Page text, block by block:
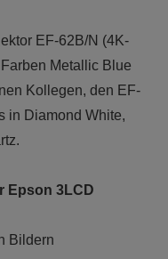
EF-62B/N (4K-
Metallic Blue
Kollegen, den EF-
in Diamond White,
Epson 3LCD
Bildern